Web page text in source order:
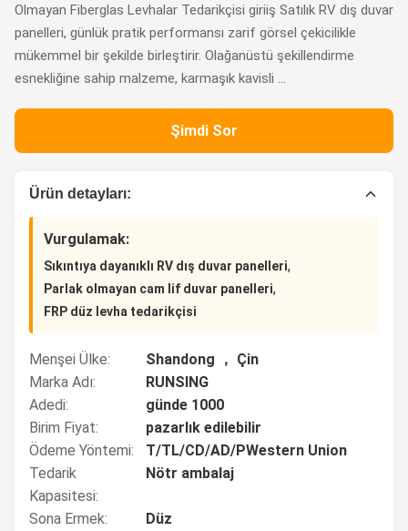
Olmayan Fiberglas Levhalar Tedarikçisi giriiş Satılık RV dış duvar
panelleri, günlük pratik performansı zarif görsel çekicilikle
mükemmel bir şekilde birleştirir. Olağanüstü şekillendirme
esnekliğine sahip malzeme, karmaşık kavisli ...
Şimdi Sor
Ürün detayları:
Vurgulamak:
Sıkıntıya dayanıklı RV dış duvar panelleri,
Parlak olmayan cam lif duvar panelleri,
FRP düz levha tedarikçisi
Menşei Ülke:
Shandong ， Çin
Marka Adı:
RUNSING
Adedi:
günde 1000
Birim Fiyat:
pazarlık edilebilir
Ödeme Yöntemi:
T/TL/CD/AD/PWestern Union
Tedarik
Kapasitesi:
Nötr ambalaj
Sona Ermek:
Düz